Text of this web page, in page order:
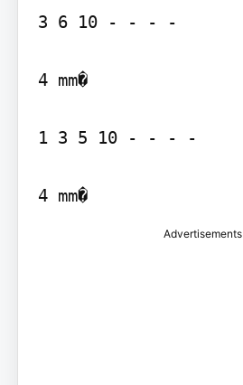
3 6 10 - - - -
4 mm�
1 3 5 10 - - - -
4 mm�
Advertisements